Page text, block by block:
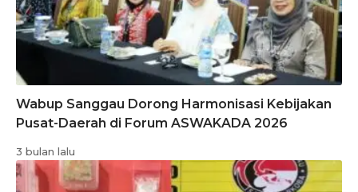
Wabup Sanggau Dorong Harmonisasi Kebijakan
Pusat-Daerah di Forum ASWAKADA 2026
3 bulan lalu